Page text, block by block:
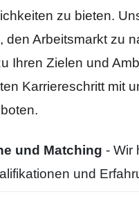
zu bieten.
den Arbeitsmarkt zu
Ihren Zielen und
Karriereschritt mit
und Matching - Wir
und